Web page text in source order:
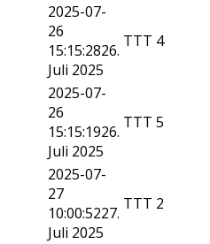
2025-07-
26
15:15:2826.
Juli 2025
TTT 4
2025-07-
26
15:15:1926.
Juli 2025
TTT 5
2025-07-
27
10:00:5227.
Juli 2025
TTT 2